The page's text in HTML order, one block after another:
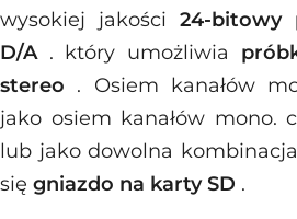
wysokiej jakości 24-bitowy
D/A . który umożliwia
stereo . Osiem kanałów
jako osiem kanałów mono.
lub jako dowolna
się gniazdo na karty SD .